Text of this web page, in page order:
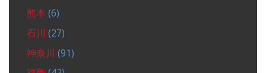
熊本 (6)
石川 (27)
神奈川 (91)